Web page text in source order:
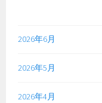
2026年6月
2026年5月
2026年4月